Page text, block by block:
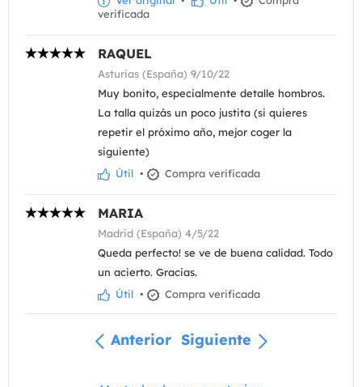
verificada
RAQUEL
Asturias (España) 9/10/22
Muy bonito, especialmente detalle hombros.
La talla quizás un poco justita (si quieres
repetir el próximo año, mejor coger la
siguiente)
Útil • Compra verificada
MARIA
Madrid (España) 4/5/22
Queda perfecto! se ve de buena calidad. Todo
un acierto. Gracias.
Útil • Compra verificada
Anterior Siguiente